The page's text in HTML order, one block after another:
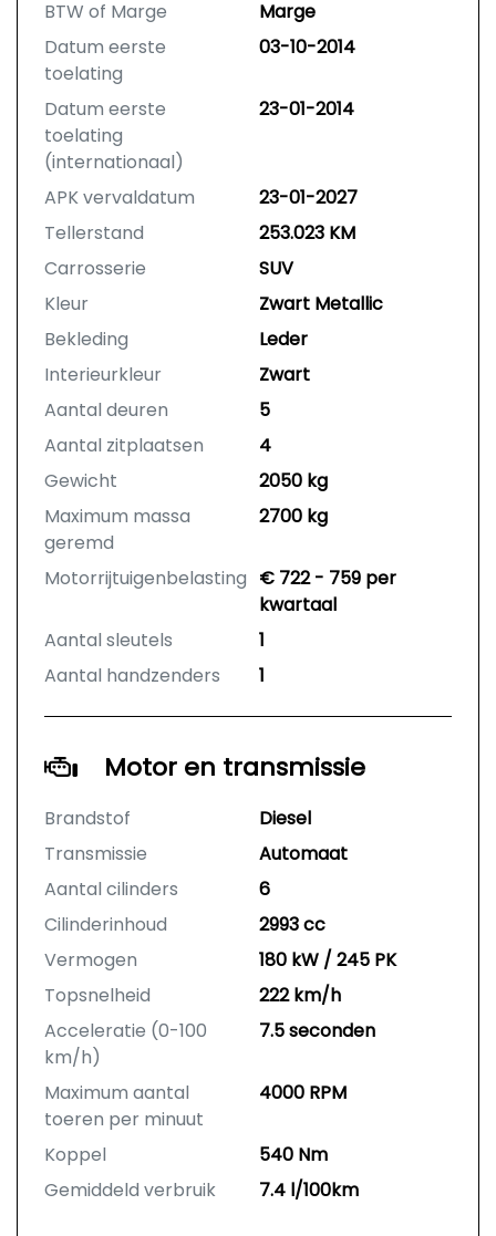
BTW of Marge
Marge
Datum eerste
toelating
03-10-2014
Datum eerste
toelating
(internationaal)
23-01-2014
APK vervaldatum
23-01-2027
Tellerstand
253.023 KM
Carrosserie
SUV
Kleur
Zwart Metallic
Bekleding
Leder
Interieurkleur
Zwart
Aantal deuren
5
Aantal zitplaatsen
4
Gewicht
2050 kg
Maximum massa
geremd
2700 kg
Motorrijtuigenbelasting € 722 - 759 per
kwartaal
Aantal sleutels
1
Aantal handzenders
1
Motor en transmissie
Brandstof
Diesel
Transmissie
Automaat
Aantal cilinders
6
Cilinderinhoud
2993 cc
Vermogen
180 kW / 245 PK
Topsnelheid
222 km/h
Acceleratie (0-100
km/h)
7.5 seconden
Maximum aantal
toeren per minuut
4000 RPM
Koppel
540 Nm
Gemiddeld verbruik
7.4 l/100km